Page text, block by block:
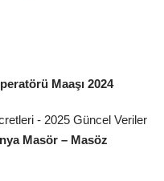
Maaşı 2024
- 2025 Güncel Veriler
Masör – Masöz